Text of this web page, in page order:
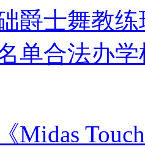
爵士舞教
单合法办学
Midas